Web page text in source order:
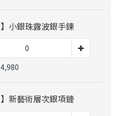
】小銀珠露波銀手鍊
新藝術層次銀項鏈